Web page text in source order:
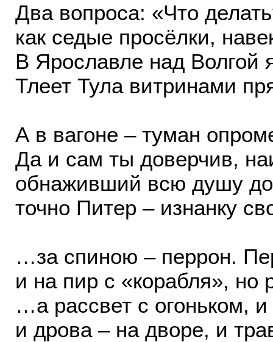
Два вопроса: «Что
как седые просёлки,
В Ярославле над Волгой
Тлеет Тула витринами
А в вагоне – туман
Да и сам ты доверчив,
обнаживший всю душу
точно Питер – изнанку
…за спиною – перрон.
и на пир с «корабля», но
…а рассвет с огоньком,
и дрова – на дворе, и